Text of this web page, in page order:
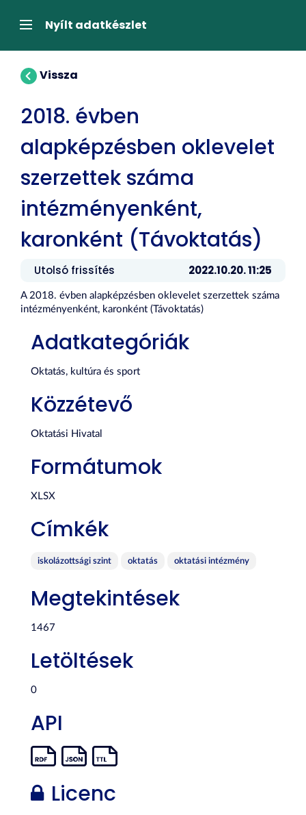
átugrásaNavigációNyílt adatkészlet
Vissza
2018. évben
alapképzésben oklevelet
szerzettek száma
intézményenként,
karonként (Távoktatás)
Utolsó frissítés 2022.10.20. 11:25
A 2018. évben alapképzésben oklevelet szerzettek száma
intézményenként, karonként (Távoktatás)
Adatkategóriák
Oktatás, kultúra és sport
Közzétevő
Oktatási Hivatal
Formátumok
XLSX
Címkék
iskolázottsági szint oktatás oktatási intézmény
Megtekintések
1467
Letöltések
0
API
Licenc